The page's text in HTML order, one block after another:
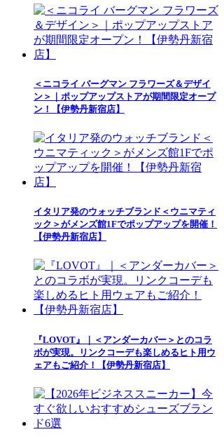
＜ニコライ バーグマン フラワーズ＆デザイ
ン＞｜ポップアップストアが期間限定オープ
ン！【伊勢丹新宿店】
イタリア発のウォッチブランド＜ウニマティ
ック＞がメンズ館1Fでポップアップを開催！
【伊勢丹新宿店】
『LOVOT』｜＜アンダーカバー＞とのコラ
ボが実現。リンクコーデも楽しめるヒト用ウ
ェアもご紹介！【伊勢丹新宿店】